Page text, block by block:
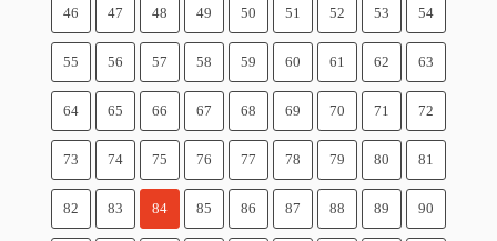
46 47 48 49 50 51 52 53 54
55 56 57 58 59 60 61 62 63
64 65 66 67 68 69 70 71 72
73 74 75 76 77 78 79 80 81
82 83 84 85 86 87 88 89 90